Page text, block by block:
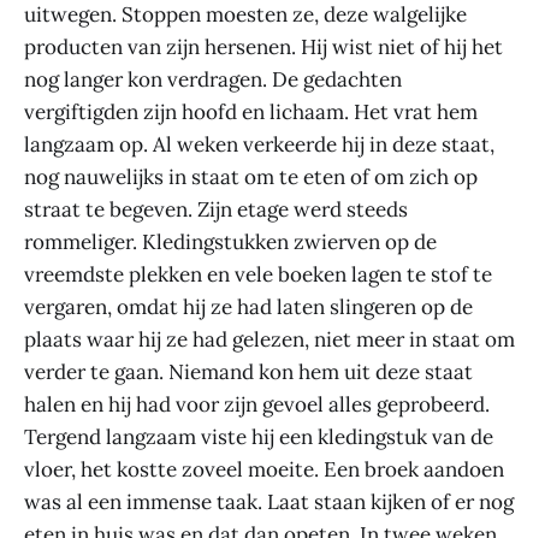
uitwegen. Stoppen moesten ze, deze walgelijke
producten van zijn hersenen. Hij wist niet of hij het
nog langer kon verdragen. De gedachten
vergiftigden zijn hoofd en lichaam. Het vrat hem
langzaam op. Al weken verkeerde hij in deze staat,
nog nauwelijks in staat om te eten of om zich op
straat te begeven. Zijn etage werd steeds
rommeliger. Kledingstukken zwierven op de
vreemdste plekken en vele boeken lagen te stof te
vergaren, omdat hij ze had laten slingeren op de
plaats waar hij ze had gelezen, niet meer in staat om
verder te gaan. Niemand kon hem uit deze staat
halen en hij had voor zijn gevoel alles geprobeerd.
Tergend langzaam viste hij een kledingstuk van de
vloer, het kostte zoveel moeite. Een broek aandoen
was al een immense taak. Laat staan kijken of er nog